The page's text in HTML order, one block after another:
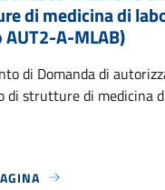
di medicina di
A-MLAB)
di Domanda di
di strutture di medicina